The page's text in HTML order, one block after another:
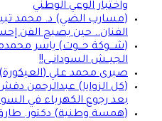
واختبار الوعي الوطني
(مسارب الضي) د. محمد
الفنان.. حين يصبح الفن
(شـــوكة حـــوت) ياسر
الجيــش السودانــى!!
صبرى محمد علي (العيكورة)
(كل الزوايا) عبدالرحمن
بعد رجوع الكهرباء في
(همسة وطنية) دكتور.